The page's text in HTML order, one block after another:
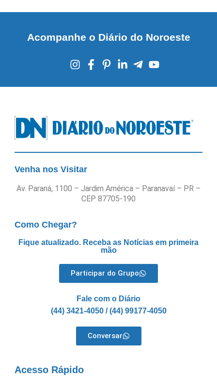
Acompanhe o Diário do Noroeste
Venha nos Visitar
Av. Paraná, 1100 – Jardim América – Paranavaí – PR –
CEP 87705-190
Como Chegar?
Fique atualizado. Receba as Notícias em primeira
mão
Participar do Grupo
Fale com o Diário
(44) 3421-4050 / (44) 99177-4050
Conversar
Acesso Rápido